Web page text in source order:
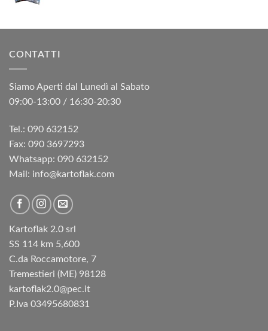
CONTATTI
Siamo Aperti dal Lunedì al Sabato
09:00-13:00 / 16:30-20:30
Tel.: 090 632152
Fax: 090 3697293‬
Whatsapp: 090 632152
Mail: info@kartoflak.com
Kartoflak 2.0 srl
SS 114 km 5,600
C.da Roccamotore, 7
Tremestieri (ME) 98128
kartoflak2.0@pec.it
P.Iva 03495680831